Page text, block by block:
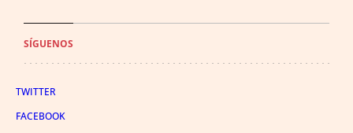
SÍGUENOS
TWITTER
FACEBOOK